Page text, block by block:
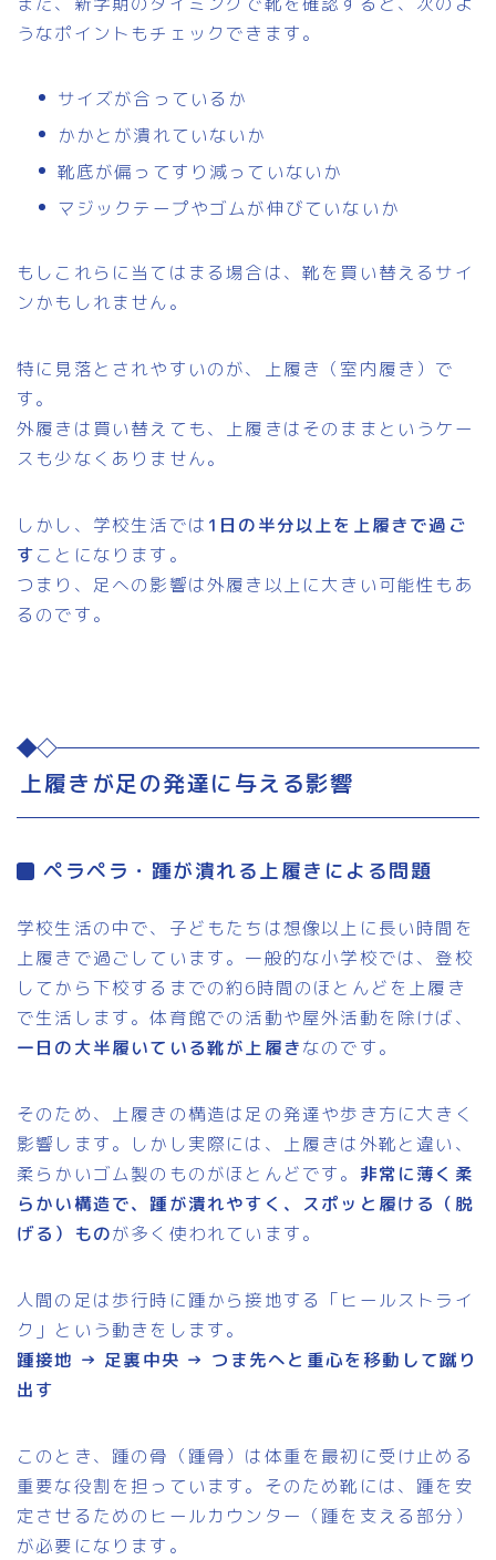
うなポイントもチェックできます。
サイズが合っているか
かかとが潰れていないか
靴底が偏ってすり減っていないか
マジックテープやゴムが伸びていないか
もしこれらに当てはまる場合は、靴を買い替えるサイ
ンかもしれません。
特に見落とされやすいのが、上履き（室内履き）で
す。
外履きは買い替えても、上履きはそのままというケー
スも少なくありません。
しかし、学校生活では 1日の半分以上を上履きで過ご
すことになります。
つまり、足への影響は外履き以上に大きい可能性もあ
るのです。
上履きが足の発達に与える影響
ペラペラ・踵が潰れる上履きによる問題
学校生活の中で、子どもたちは想像以上に長い時間を
上履きで過ごしています。一般的な小学校では、登校
してから下校するまでの約6時間のほとんどを上履き
で生活します。体育館での活動や屋外活動を除けば、
一日の大半履いている靴が上履きなのです。
そのため、上履きの構造は足の発達や歩き方に大きく
影響します。しかし実際には、上履きは外靴と違い、
柔らかいゴム製のものがほとんどです。 非常に薄く柔
らかい構造で、踵が潰れやすく、スポッと履ける（脱
げる）ものが多く使われています。
人間の足は歩行時に踵から接地する「ヒールストライ
ク」という動きをします。
踵接地 → 足裏中央 → つま先へと重心を移動して蹴り
出す
このとき、踵の骨（踵骨）は体重を最初に受け止める
重要な役割を担っています。そのため靴には、踵を安
定させるためのヒールカウンター（踵を支える部分）
が必要になります。